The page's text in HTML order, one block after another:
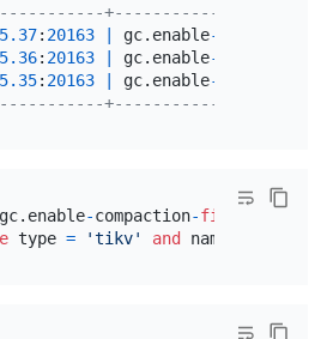
.37: 20163 | gc.enable-
.36: 20163 | gc.enable-
.35: 20163 | gc.enable-
-compaction-filter
type = 'tikv' and name